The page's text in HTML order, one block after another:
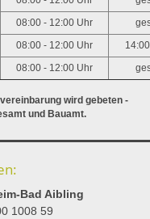
08:00 - 12:00 Uhr
08:00 - 12:00 Uhr
08:00 - 12:00 Uhr
wird gebeten -
und Bauamt.
Bad Aibling
1008 59